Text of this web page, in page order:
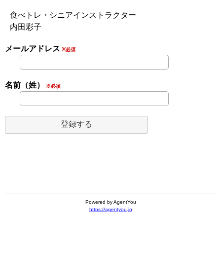
食べトレ・シニアインストラクター
内田彩子
メールアドレス ※必須
名前（姓） ※必須
Powered by AgentYou
https://agentyou.jp